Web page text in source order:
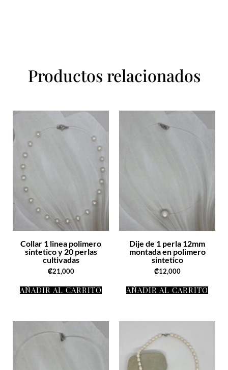
Productos relacionados
Collar 1 linea polimero
sintetico y 20 perlas
cultivadas
₡21,000
AÑADIR AL CARRITO
Dije de 1 perla 12mm
montada en polimero
sintetico
₡12,000
AÑADIR AL CARRITO